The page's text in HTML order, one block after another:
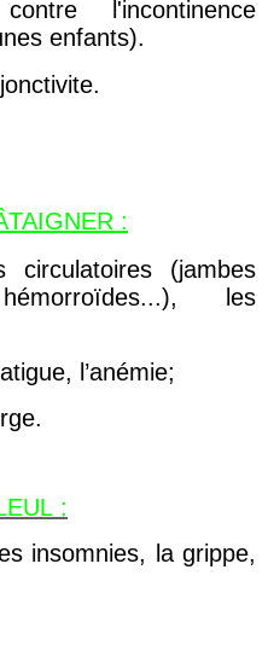
l'incontinence
enfants).
:
(jambes
les
l’anémie;
:
insomnies, la grippe,